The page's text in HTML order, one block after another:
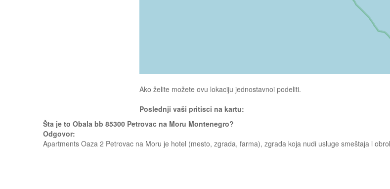
Ako želite možete ovu lokaciju jednostavnoi podeliti.
Poslednji vaši pritisci na kartu:
Šta je to Obala bb 85300 Petrovac na Moru Montenegro?
Odgovor:
Apartments Oaza 2 Petrovac na Moru je hotel (mesto, zgrada, farma), zgrada koja nudi usluge smeštaja i